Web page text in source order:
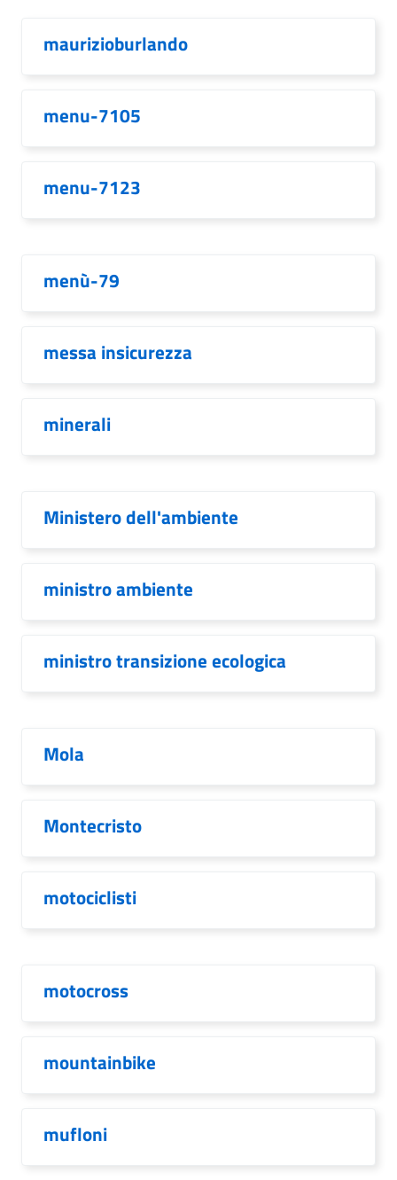
maurizioburlando
menu-7105
menu-7123
menù-79
messa insicurezza
minerali
Ministero dell'ambiente
ministro ambiente
ministro transizione ecologica
Mola
Montecristo
motociclisti
motocross
mountainbike
mufloni